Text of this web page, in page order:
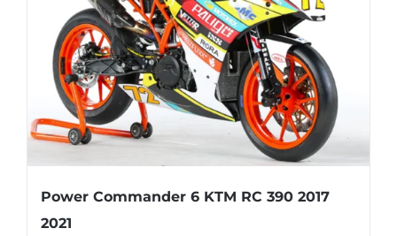
Power Commander 6 KTM RC 390 2017
2021